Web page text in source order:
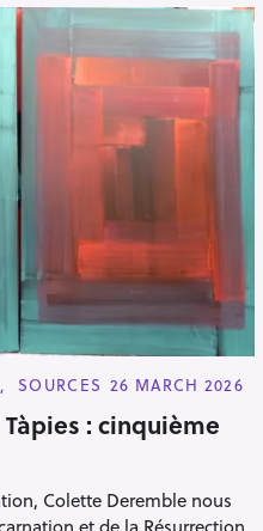
SOURCES 26 MARCH 2026
: cinquième
Colette Deremble nous